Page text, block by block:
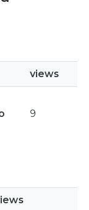
views
9